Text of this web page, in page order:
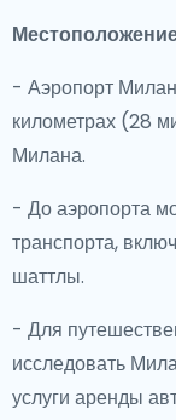
- Аэропорт
километрах (28
Милана.
- До аэропорта
транспорта,
шаттлы.
- Для
исследовать
услуги аренды